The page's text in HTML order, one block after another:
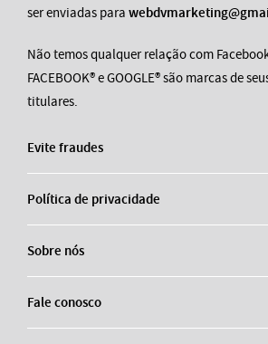
ser enviadas para
Não temos qualquer relação com
FACEBOOK® e GOOGLE® são marcas de
titulares.
Evite fraudes
Política de privacidade
Sobre nós
Fale conosco